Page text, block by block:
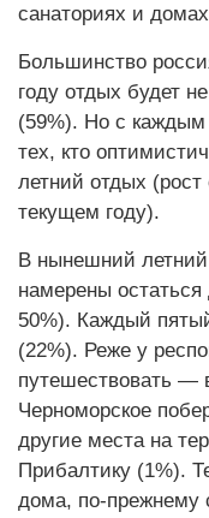
санаториях и
Большинство
году отдых будет
(59%). Но с каждым
тех, кто
летний отдых (рост
текущем году).
В нынешний
намерены
50%). Каждый
(22%). Реже у
путешествовать —
Черноморское
другие места на
Прибалтику (1%).
дома, по-прежнему